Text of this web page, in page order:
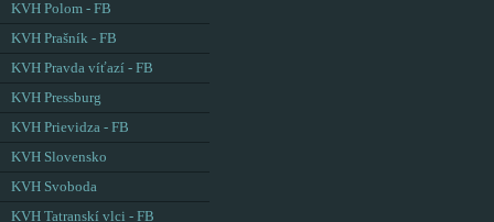
KVH Polom - FB
KVH Prašník - FB
KVH Pravda víťazí - FB
KVH Pressburg
KVH Prievidza - FB
KVH Slovensko
KVH Svoboda
KVH Tatranskí vlci - FB